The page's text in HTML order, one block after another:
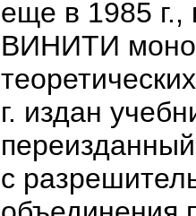
еще в 1985 г.,
ВИНИТИ
г. издан
с